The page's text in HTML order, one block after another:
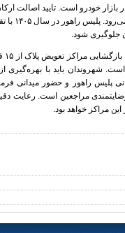
بازار خودرو است. تایید اصالت
به
جلوگیری شود.
شهروندان باید با
پلیس راهور و حضور میدانی
مراجعین است. رعایت
مراکز خواهد بود.